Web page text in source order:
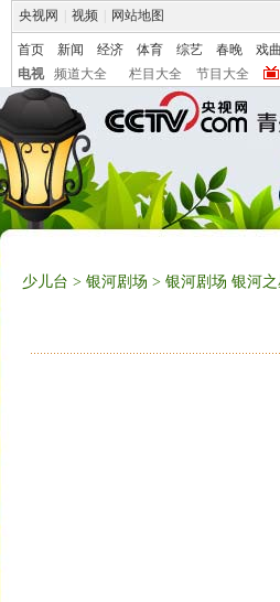
央视网 视频 网站地图
首页 新闻 经济 体育 综艺 春晚 戏曲
电视
频道大全 栏目大全 节目大全
少儿台 > 银河剧场 > 银河剧场 银河之